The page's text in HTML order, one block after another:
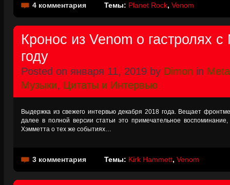
4 комментария Темы: Planet Rock, Venom
Кронос из Venom о гастролях
году
Posted on января 11, 2019 by Dimon in
Музыки, Цитаты и Интервью
Выдержка из свежего интервью декабря 2018 года. Вещает
далее в полной версии статьи это примечательное
Хэмметта о тех же событиях…
3 комментария Темы: Kirk Hammett, Venom